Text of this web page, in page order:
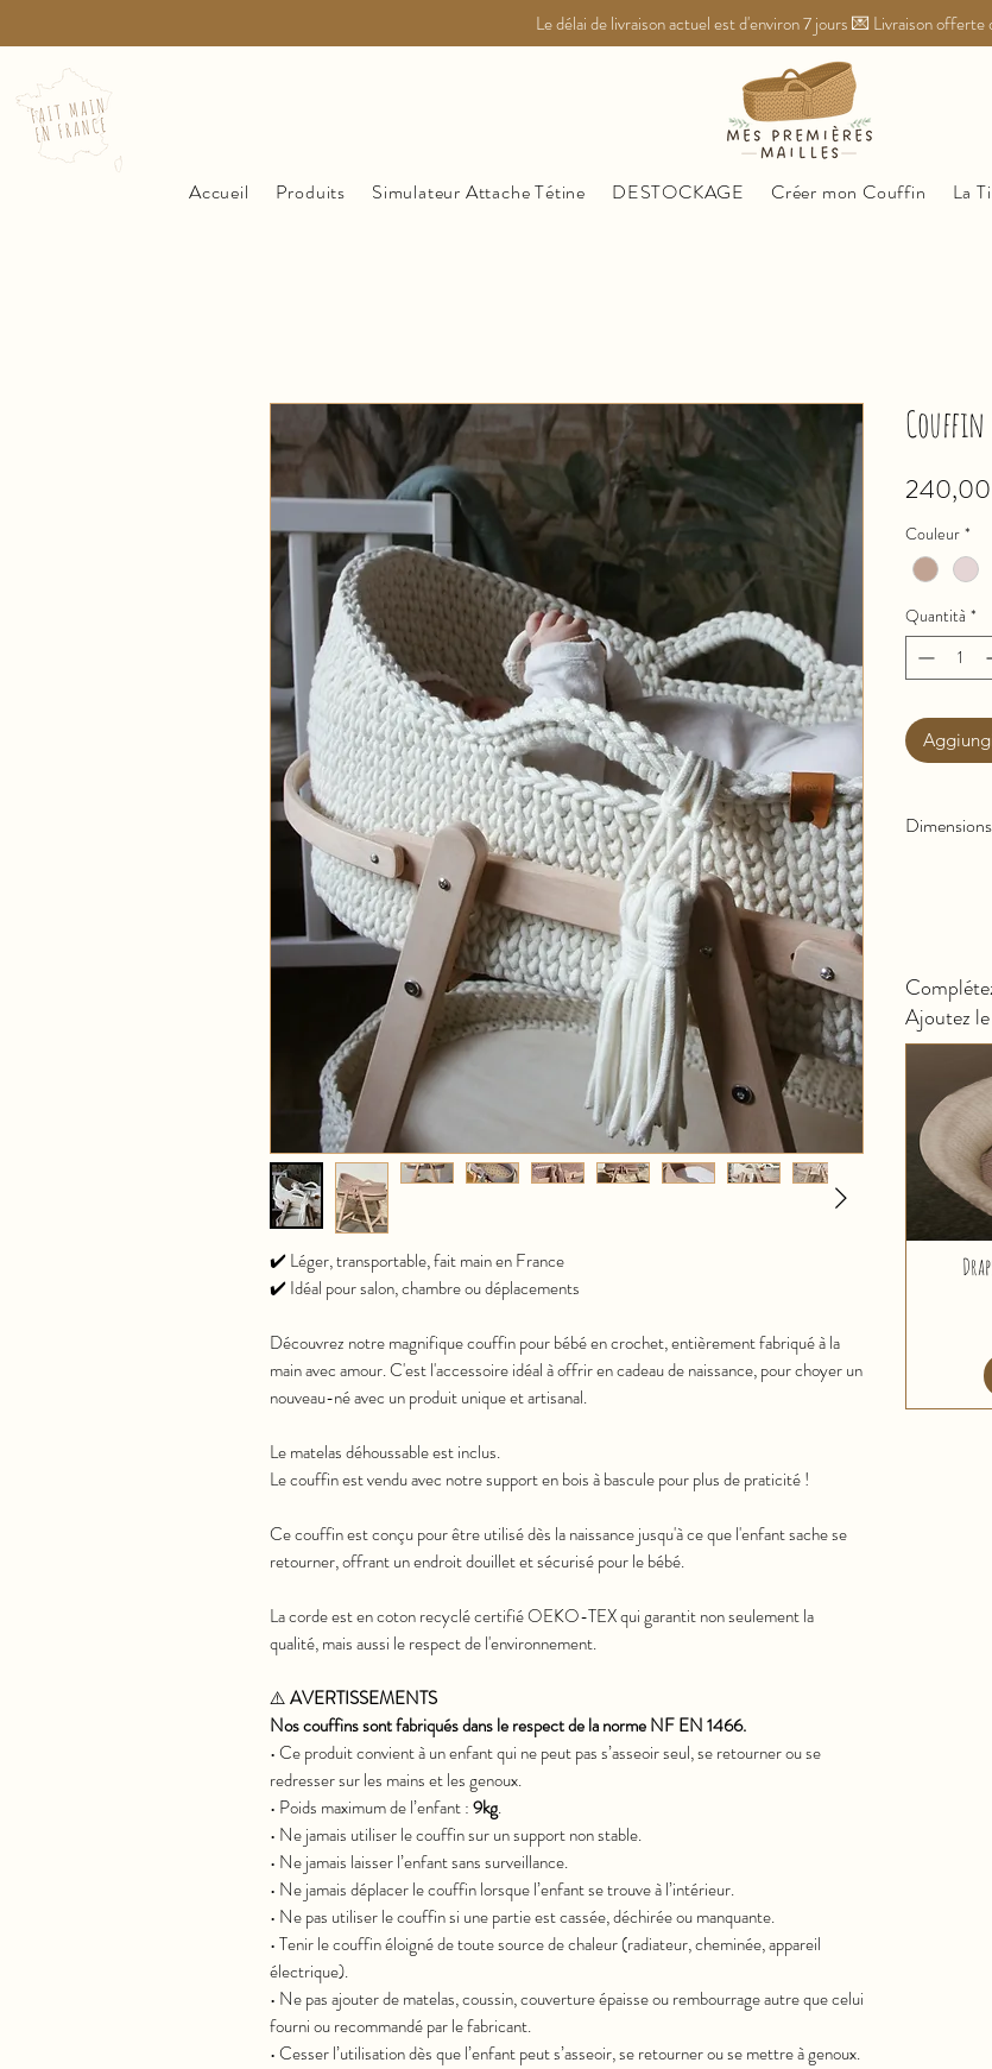
Le délai de livraison actuel est d'environ 7 jours 💌 Livraison
Accueil Produits Simulateur Attache Tétine DESTOCKAGE Créer mon Couffin La
✔️ Léger, transportable, fait main en France
✔️ Idéal pour salon, chambre ou déplacements
Découvrez notre magnifique couffin pour bébé en crochet, entièrement fabriqué à la
main avec amour. C'est l'accessoire idéal à offrir en cadeau de naissance, pour choyer un
nouveau-né avec un produit unique et artisanal.
Le matelas déhoussable est inclus.
Le couffin est vendu avec notre support en bois à bascule pour plus de praticité !
Ce couffin est conçu pour être utilisé dès la naissance jusqu'à ce que l'enfant sache se
retourner, offrant un endroit douillet et sécurisé pour le bébé.
La corde est en coton recyclé certifié OEKO-TEX qui garantit non seulement la
qualité, mais aussi le respect de l'environnement.
⚠️AVERTISSEMENTS
Nos couffins sont fabriqués dans le respect de la norme NF EN 1466.
• Ce produit convient à un enfant qui ne peut pas s’asseoir seul, se retourner ou se
redresser sur les mains et les genoux.
• Poids maximum de l’enfant :9kg.
• Ne jamais utiliser le couffin sur un support non stable.
• Ne jamais laisser l’enfant sans surveillance.
• Ne jamais déplacer le couffin lorsque l’enfant se trouve à l’intérieur.
• Ne pas utiliser le couffin si une partie est cassée, déchirée ou manquante.
• Tenir le couffin éloigné de toute source de chaleur (radiateur, cheminée, appareil
électrique).
• Ne pas ajouter de matelas, coussin, couverture épaisse ou rembourrage autre que celui
fourni ou recommandé par le fabricant.
• Cesser l’utilisation dès que l’enfant peut s’asseoir, se retourner ou se mettre à genoux.
Couffin
Couleur *
Quantità *
Dimensions
Ajoutez